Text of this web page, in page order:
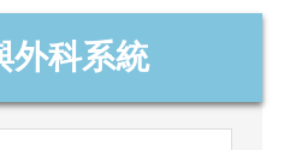
外科系統